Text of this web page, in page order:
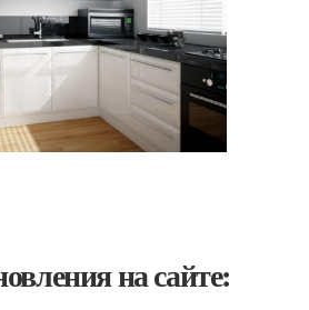
на сайте: